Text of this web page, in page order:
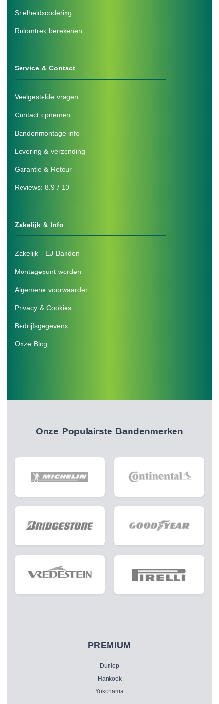
Snelheidscodering
Rolomtrek berekenen
Service & Contact
Veelgestelde vragen
Contact opnemen
Bandenmontage info
Levering & verzending
Garantie & Retour
Reviews: 8.9 / 10
Zakelijk & Info
Zakelijk - EJ Banden
Montagepunt worden
Algemene voorwaarden
Privacy & Cookies
Bedrijfsgegevens
Onze Blog
Onze Populairste Bandenmerken
PREMIUM
Dunlop
Hankook
Yokohama